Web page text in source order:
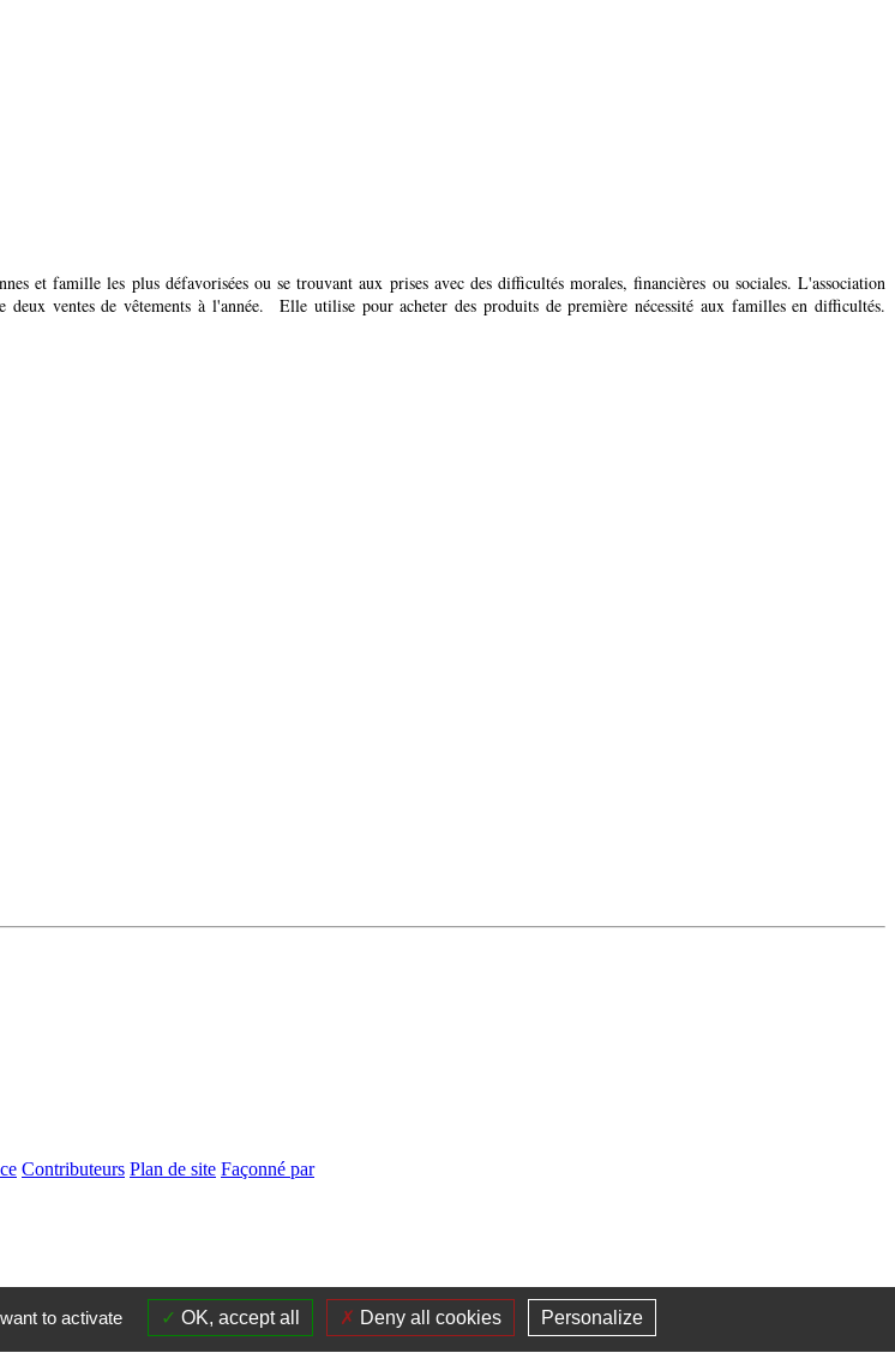
et famille les plus défavorisées ou se trouvant aux prises avec des difficultés morales, financières ou sociales. L'association
ventes de vêtements à l'année. Elle utilise pour acheter des produits de première nécessité aux familles en difficultés.
Contributeurs Plan de site Façonné par
to activate OK, accept all Deny all cookies Personalize